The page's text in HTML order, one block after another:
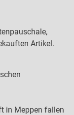
Artikel.
in Meppen fallen